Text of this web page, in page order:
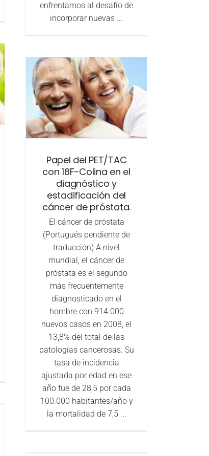
enfrentamos al desafío de
incorporar nuevas ...
Papel del PET/TAC
con 18F-Colina en el
diagnóstico y
estadificación del
cáncer de próstata.
El cáncer de próstata
(Portugués pendiente de
traducción) A nivel
mundial, el cáncer de
próstata es el segundo
más frecuentemente
diagnosticado en el
hombre con 914.000
nuevos casos en 2008, el
13,8% del total de las
patologías cancerosas. Su
tasa de incidencia
ajustada por edad en ese
año fue de 28,5 por cada
100.000 habitantes/año y
la mortalidad de 7,5 ...